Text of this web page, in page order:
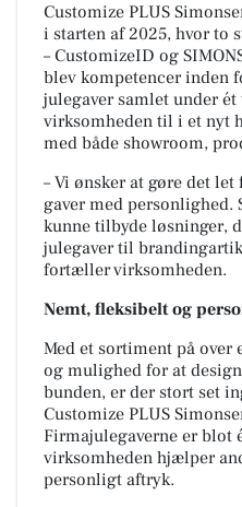
Customize PLUS
i starten af 2025, hvor to
– CustomizeID og
blev kompetencer inden
julegaver samlet under
virksomheden til i et nyt
med både showroom,
– Vi ønsker at gøre det
gaver med personlighed.
kunne tilbyde løsninger,
julegaver til
fortæller virksomheden.
Nemt, fleksibelt og
Med et sortiment på
og mulighed for at
bunden, er der stort set
Customize PLUS
Firmajulegaverne er blot
virksomheden hjælper
personligt aftryk.